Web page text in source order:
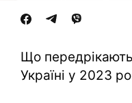
Що
Україні у 2023